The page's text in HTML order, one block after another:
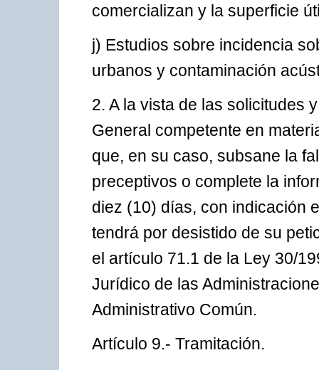
comercializan y la superficie
j) Estudios sobre incidencia
urbanos y contaminación
2. A la vista de las solicitudes
General competente en
que, en su caso, subsane la
preceptivos o complete la
diez (10) días, con indicación
tendrá por desistido de su
el artículo 71.1 de la Ley 30/
Jurídico de las
Administrativo Común.
Artículo 9.- Tramitación.